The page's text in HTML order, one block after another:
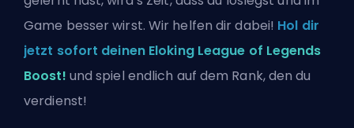
Game besser wirst. Wir helfen dir dabei! Hol dir
jetzt sofort deinen Eloking League of Legends
Boost! und spiel endlich auf dem Rank, den du
verdienst!